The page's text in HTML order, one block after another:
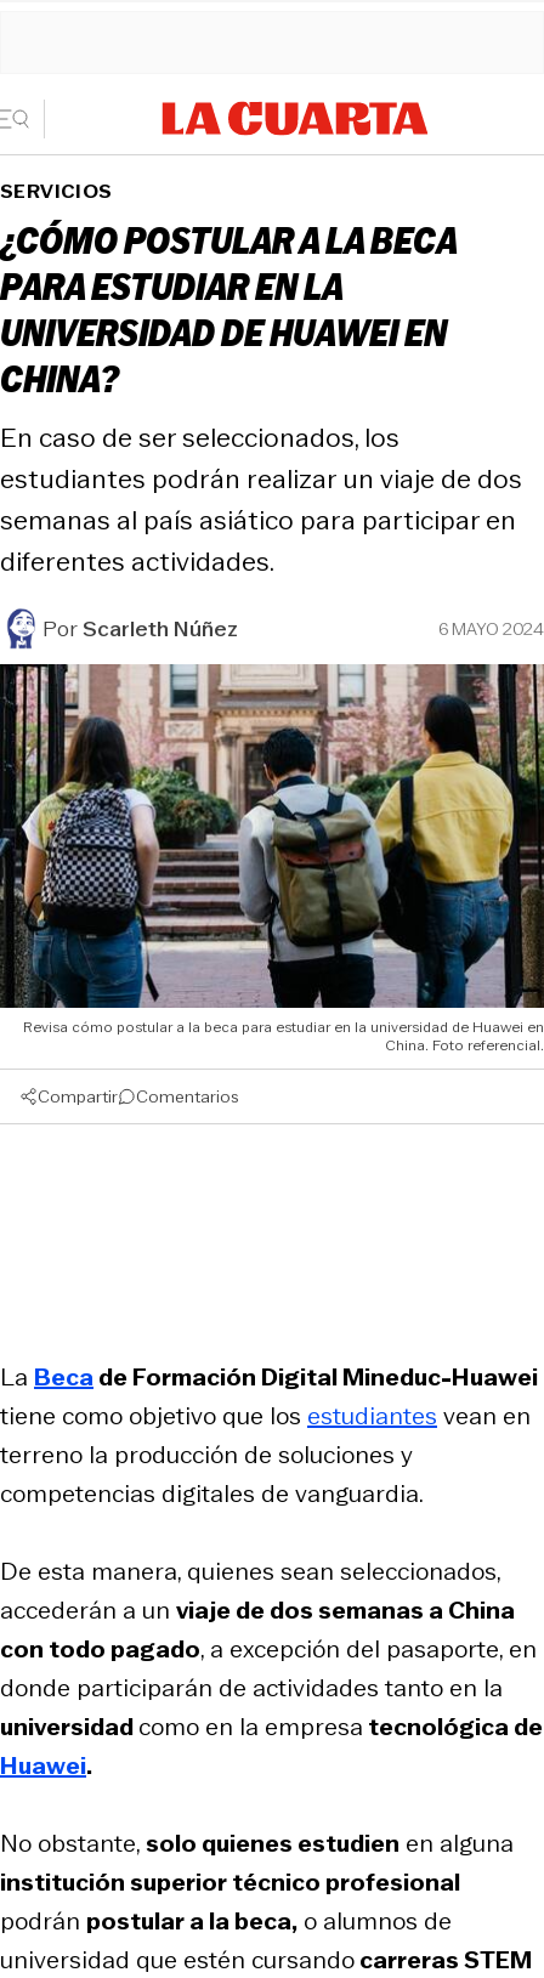
SERVICIOS
¿CÓMO POSTULAR A LA BECA
PARA ESTUDIAR EN LA
UNIVERSIDAD DE HUAWEI EN
CHINA?
En caso de ser seleccionados, los
estudiantes podrán realizar un viaje de dos
semanas al país asiático para participar en
diferentes actividades.
PorScarleth Núñez 6 MAYO 2024
Revisa cómo postular a la beca para estudiar en la universidad de Huawei en
China. Foto referencial.
Compartir Comentarios
La Becade Formación Digital Mineduc-Huawei
tiene como objetivo que los estudiantes vean en
terreno la producción de soluciones y
competencias digitales de vanguardia.
De esta manera, quienes sean seleccionados,
accederán a un viaje de dos semanas a China
con todo pagado, a excepción del pasaporte, en
donde participarán de actividades tanto en la
universidadcomo en la empresa tecnológica de
Huawei.
No obstante,solo quienes estudien en alguna
institución superior técnico profesional
podrán postular a la beca, o alumnos de
universidad que estén cursandocarreras STEM